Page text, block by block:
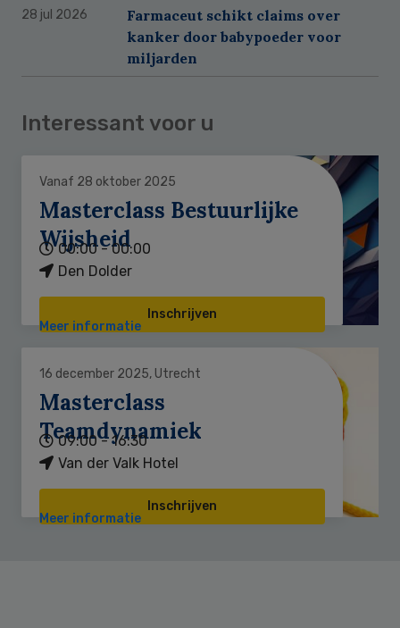
28 jul 2026
Farmaceut schikt claims over
kanker door babypoeder voor
miljarden
Interessant voor u
Vanaf 28 oktober 2025
Masterclass Bestuurlijke
Wijsheid
00:00 - 00:00
Den Dolder
Inschrijven
Meer informatie
16 december 2025, Utrecht
Masterclass
Teamdynamiek
09:00 - 16:30
Van der Valk Hotel
Inschrijven
Meer informatie